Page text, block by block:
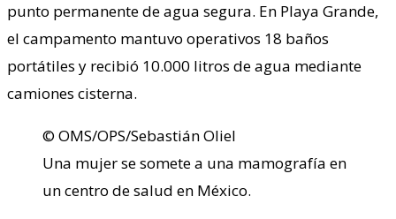
punto permanente de agua segura. En Playa Grande,
el campamento mantuvo operativos 18 baños
portátiles y recibió 10.000 litros de agua mediante
camiones cisterna.
© OMS/OPS/Sebastián Oliel
Una mujer se somete a una mamografía en
un centro de salud en México.